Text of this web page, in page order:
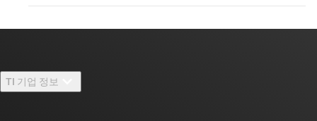
TI 기업 정보